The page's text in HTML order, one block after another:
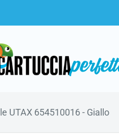
UTAX 654510016 - Giallo